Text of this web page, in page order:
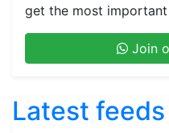
get the most
Join
Latest feeds